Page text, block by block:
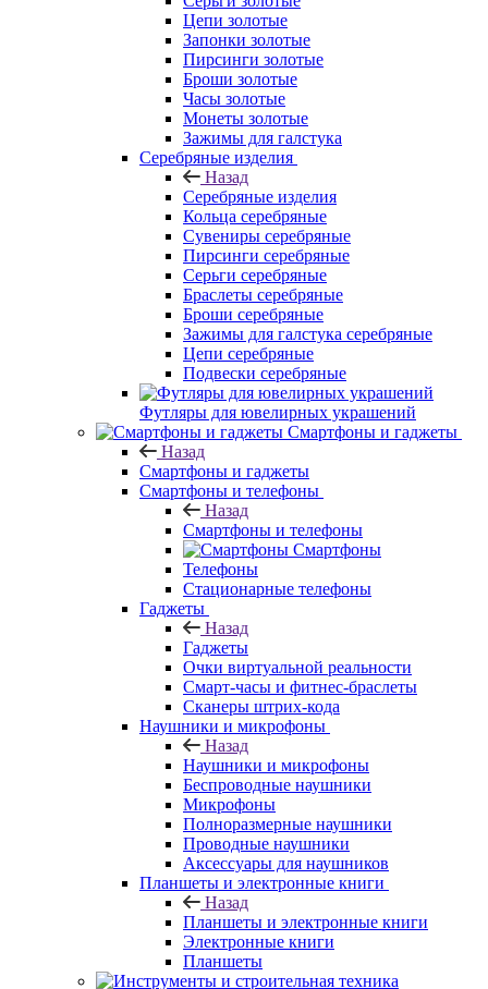
Цепи золотые
Запонки золотые
Пирсинги золотые
Броши золотые
Часы золотые
Монеты золотые
Зажимы для галстука
Серебряные изделия
Назад
Серебряные изделия
Кольца серебряные
Сувениры серебряные
Пирсинги серебряные
Серьги серебряные
Браслеты серебряные
Броши серебряные
Зажимы для галстука серебряные
Цепи серебряные
Подвески серебряные
Футляры для ювелирных украшений
Смартфоны и гаджеты
Назад
Смартфоны и гаджеты
Смартфоны и телефоны
Назад
Смартфоны и телефоны
Смартфоны
Телефоны
Стационарные телефоны
Гаджеты
Назад
Гаджеты
Очки виртуальной реальности
Смарт-часы и фитнес-браслеты
Сканеры штрих-кода
Наушники и микрофоны
Назад
Наушники и микрофоны
Беспроводные наушники
Микрофоны
Полноразмерные наушники
Проводные наушники
Аксессуары для наушников
Планшеты и электронные книги
Назад
Планшеты и электронные книги
Электронные книги
Планшеты